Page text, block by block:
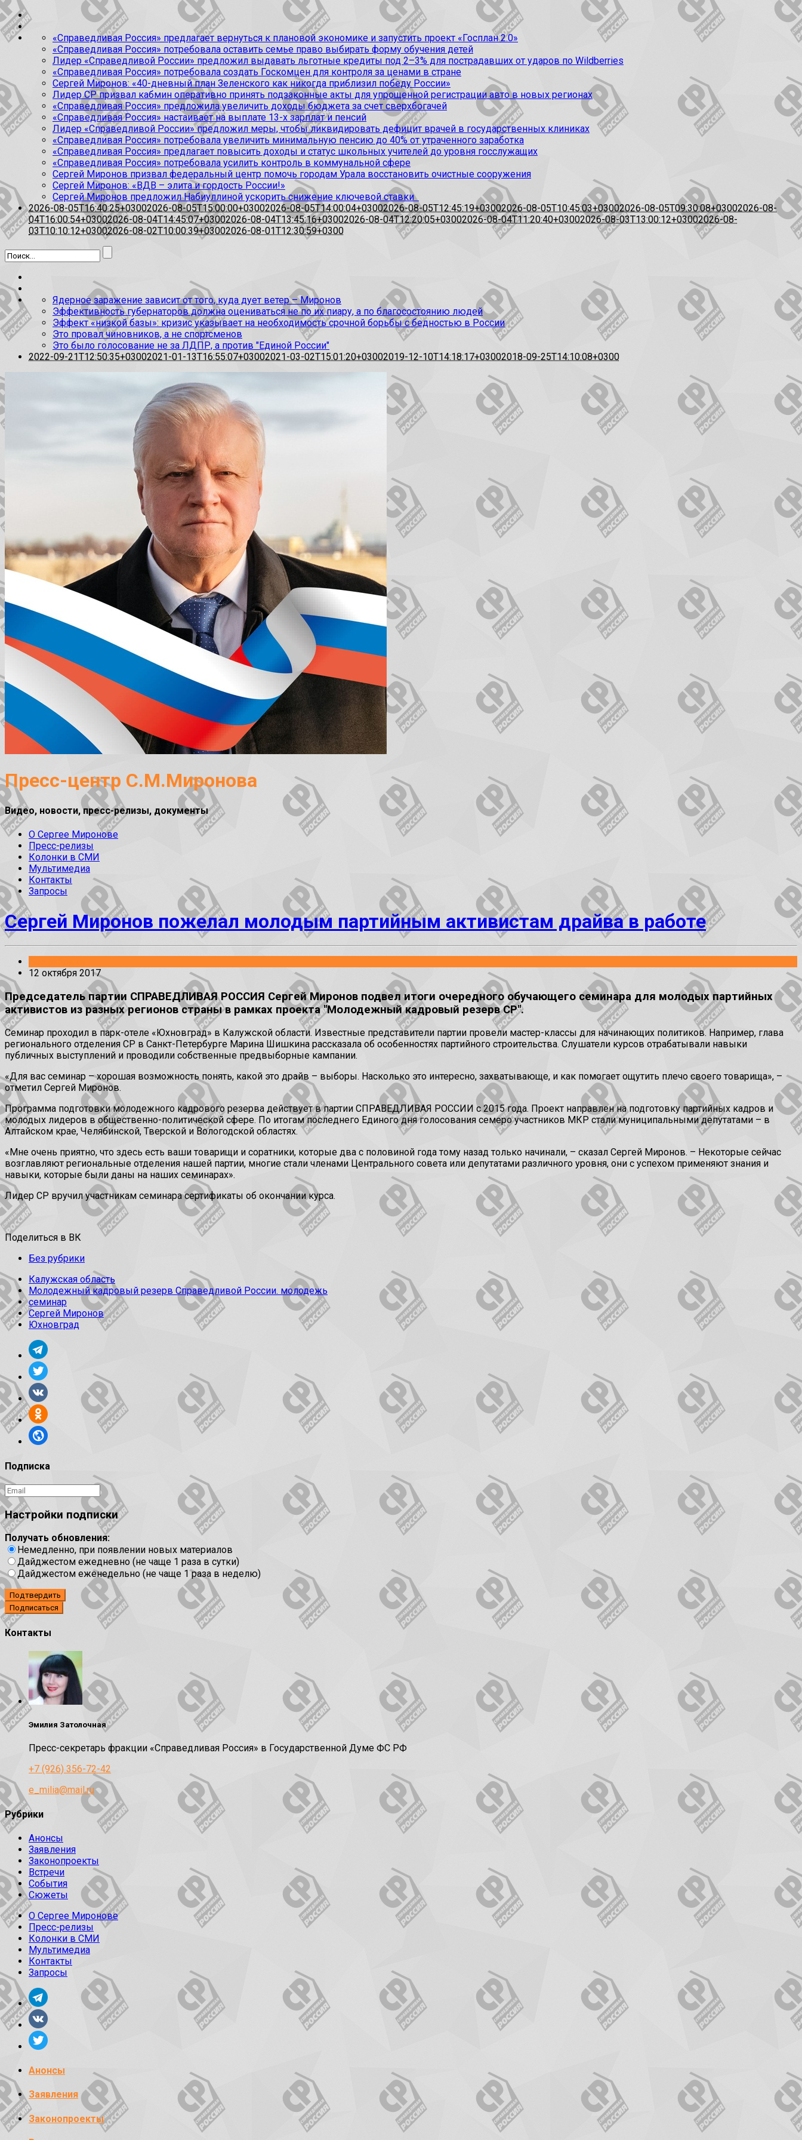
«Справедливая Россия» предлагает вернуться к плановой экономике и запустить проект «Госплан 2.0»
«Справедливая Россия» потребовала оставить семье право выбирать форму обучения детей
Лидер «Справедливой России» предложил выдавать льготные кредиты под 2–3% для пострадавших от ударов по Wildberries
«Справедливая Россия» потребовала создать Госкомцен для контроля за ценами в стране
Сергей Миронов: «40-дневный план Зеленского как никогда приблизил победу России»
Лидер СР призвал кабмин оперативно принять подзаконные акты для упрощенной регистрации авто в новых регионах
«Справедливая Россия» предложила увеличить доходы бюджета за счет сверхбогачей
«Справедливая Россия» настаивает на выплате 13-х зарплат и пенсий
Лидер «Справедливой России» предложил меры, чтобы ликвидировать дефицит врачей в государственных клиниках
«Справедливая Россия» потребовала увеличить минимальную пенсию до 40% от утраченного заработка
«Справедливая Россия» предлагает повысить доходы и статус школьных учителей до уровня госслужащих
«Справедливая Россия» потребовала усилить контроль в коммунальной сфере
Сергей Миронов призвал федеральный центр помочь городам Урала восстановить очистные сооружения
Сергей Миронов: «ВДВ – элита и гордость России!»
Сергей Миронов предложил Набиуллиной ускорить снижение ключевой ставки
2026-08-05T16:40:25+03002026-08-05T15:00:00+03002026-08-05T14:00:04+03002026-08-05T12:45:19+03002026-08-05T10:45:03+03002026-08-05T09:30:08+03002026-08-
04T16:00:54+03002026-08-04T14:45:07+03002026-08-04T13:45:16+03002026-08-04T12:20:05+03002026-08-04T11:20:40+03002026-08-03T13:00:12+03002026-08-
03T10:10:12+03002026-08-02T10:00:39+03002026-08-01T12:30:59+0300
Ядерное заражение зависит от того, куда дует ветер – Миронов
Эффективность губернаторов должна оцениваться не по их пиару, а по благосостоянию людей
Эффект «низкой базы»: кризис указывает на необходимость срочной борьбы с бедностью в России
Это провал чиновников, а не спортсменов
Это было голосование не за ЛДПР, а против "Единой России"
2022-09-21T12:50:35+03002021-01-13T16:55:07+03002021-03-02T15:01:20+03002019-12-10T14:18:17+03002018-09-25T14:10:08+0300
Пресс-центр С.М.Миронова
Видео, новости, пресс-релизы, документы
О Сергее Миронове
Пресс-релизы
Колонки в СМИ
Мультимедиа
Контакты
Запросы
Сергей Миронов пожелал молодым партийным активистам драйва в работе
12 октября 2017
Председатель партии СПРАВЕДЛИВАЯ РОССИЯ Сергей Миронов подвел итоги очередного обучающего семинара для молодых партийных
активистов из разных регионов страны в рамках проекта "Молодежный кадровый резерв СР".
Семинар проходил в парк-отеле «Юхновград» в Калужской области. Известные представители партии провели мастер-классы для начинающих политиков. Например, глава
регионального отделения СР в Санкт-Петербурге Марина Шишкина рассказала об особенностях партийного строительства. Слушатели курсов отрабатывали навыки
публичных выступлений и проводили собственные предвыборные кампании.
«Для вас семинар – хорошая возможность понять, какой это драйв – выборы. Насколько это интересно, захватывающе, и как помогает ощутить плечо своего товарища», –
отметил Сергей Миронов.
Программа подготовки молодежного кадрового резерва действует в партии СПРАВЕДЛИВАЯ РОССИИ с 2015 года. Проект направлен на подготовку партийных кадров и
молодых лидеров в общественно-политической сфере. По итогам последнего Единого дня голосования семеро участников МКР стали муниципальными депутатами – в
Алтайском крае, Челябинской, Тверской и Вологодской областях.
«Мне очень приятно, что здесь есть ваши товарищи и соратники, которые два с половиной года тому назад только начинали, – сказал Сергей Миронов. – Некоторые сейчас
возглавляют региональные отделения нашей партии, многие стали членами Центрального совета или депутатами различного уровня, они с успехом применяют знания и
навыки, которые были даны на наших семинарах».
Лидер СР вручил участникам семинара сертификаты об окончании курса.
Поделиться в ВК
Без рубрики
Калужская область
Молодежный кадровый резерв Справедливой России. молодежь
семинар
Сергей Миронов
Юхновград
Подписка
Настройки подписки
Получать обновления:
Немедленно, при появлении новых материалов
Дайджестом ежедневно (не чаще 1 раза в сутки)
Дайджестом еженедельно (не чаще 1 раза в неделю)
Подтвердить
Контакты
Эмилия Затолочная
Пресс-секретарь фракции «Справедливая Россия» в Государственной Думе ФС РФ
+7 (926) 356-72-42
e_milia@mail.ru
Рубрики
Анонсы
Заявления
Законопроекты
Встречи
События
Сюжеты
О Сергее Миронове
Пресс-релизы
Колонки в СМИ
Мультимедиа
Контакты
Запросы
Анонсы
Заявления
Законопроекты